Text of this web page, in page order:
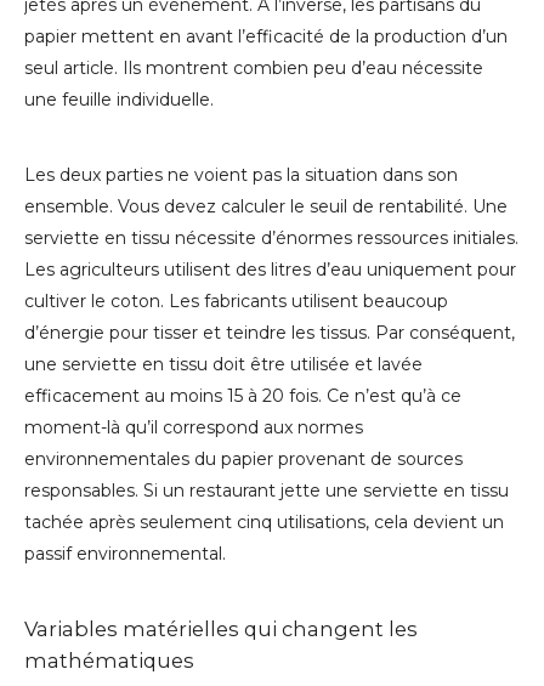
jetés après un événement. À l’inverse, les partisans du
papier mettent en avant l’efficacité de la production d’un
seul article. Ils montrent combien peu d’eau nécessite
une feuille individuelle.
Les deux parties ne voient pas la situation dans son
ensemble. Vous devez calculer le seuil de rentabilité. Une
serviette en tissu nécessite d’énormes ressources initiales.
Les agriculteurs utilisent des litres d’eau uniquement pour
cultiver le coton. Les fabricants utilisent beaucoup
d’énergie pour tisser et teindre les tissus. Par conséquent,
une serviette en tissu doit être utilisée et lavée
efficacement au moins 15 à 20 fois. Ce n’est qu’à ce
moment-là qu’il correspond aux normes
environnementales du papier provenant de sources
responsables. Si un restaurant jette une serviette en tissu
tachée après seulement cinq utilisations, cela devient un
passif environnemental.
Variables matérielles qui changent les
mathématiques